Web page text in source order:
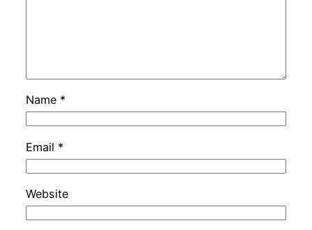
Name *
Email *
Website